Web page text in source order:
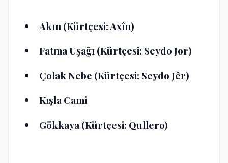
Akın (Kürtçesi: Axîn)
Fatma Uşağı (Kürtçesi: Seydo Jor)
Çolak Nebe (Kürtçesi: Seydo Jêr)
Kışla Cami
Gökkaya (Kürtçesi: Qullero)